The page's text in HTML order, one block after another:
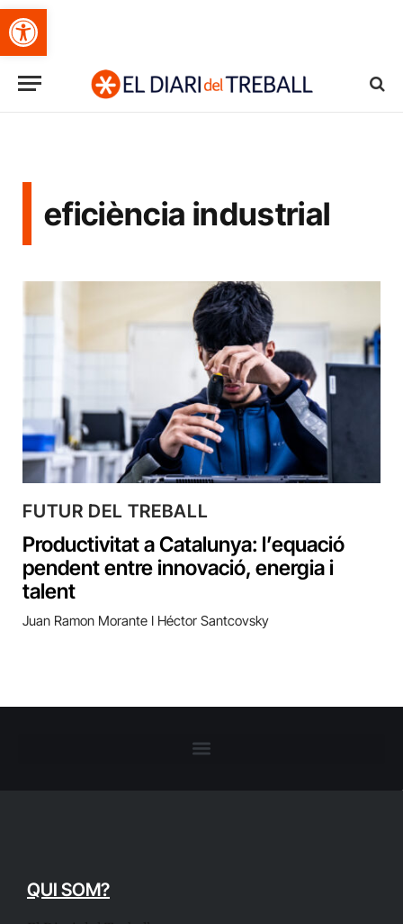
Obre la barra d'eines
eficiència industrial
FUTUR DEL TREBALL
Productivitat a Catalunya: l’equació
pendent entre innovació, energia i
talent
Juan Ramon Morante I Héctor Santcovsky
QUI SOM?